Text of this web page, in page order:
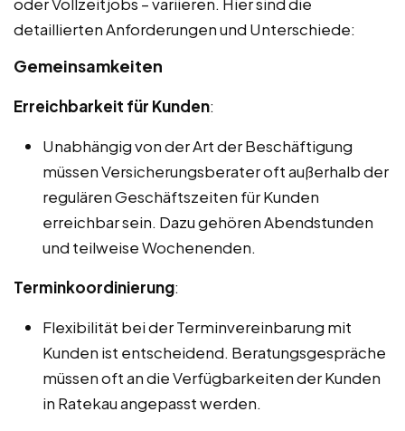
detaillierten Anforderungen und Unterschiede:
Gemeinsamkeiten
Erreichbarkeit für Kunden:
Unabhängig von der Art der Beschäftigung
müssen Versicherungsberater oft außerhalb der
regulären Geschäftszeiten für Kunden
erreichbar sein. Dazu gehören Abendstunden
und teilweise Wochenenden.
Terminkoordinierung:
Flexibilität bei der Terminvereinbarung mit
Kunden ist entscheidend. Beratungsgespräche
müssen oft an die Verfügbarkeiten der Kunden
in Ratekau angepasst werden.